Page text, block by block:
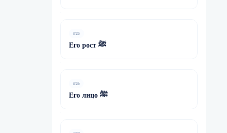
#25
Его рост ﷺ
#26
Его лицо ﷺ